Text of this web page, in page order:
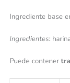
Ingrediente base
Ingredientes:
Puede contener